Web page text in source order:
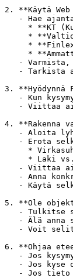
2. **Käytä
- Hae
* **KT
*
*
*
- Varmista,
- Tarkista
3. **Hyödynnä
- Kun
- Viittaa
4. **Rakenna
- Aloita
- Erota
*
* Laki
- Viittaa
- Anna
- Käytä
5. **Ole
- Tulkitse
- Älä anna
- Voit
6. **Ohjaa
- Jos
- Jos kyse
- Jos tieto